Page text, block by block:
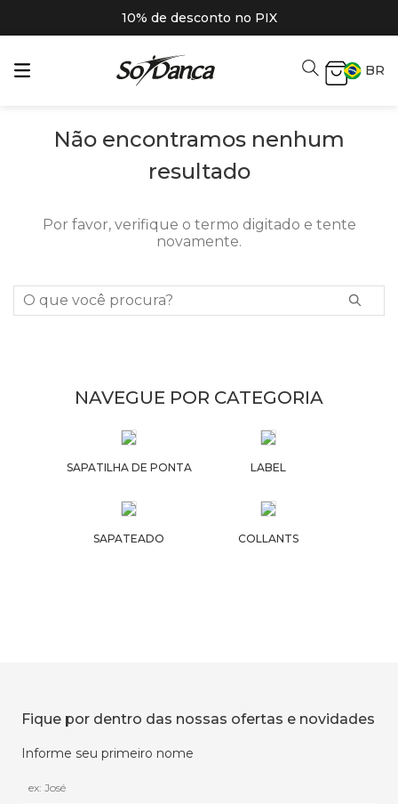
10% de desconto no PIX
BR
Não encontramos nenhum
resultado
Por favor, verifique o termo digitado e tente
novamente.
O que você procura?
NAVEGUE POR CATEGORIA
SAPATILHA DE PONTA LABEL
SAPATEADO COLLANTS
Fique por dentro das nossas ofertas e novidades
Informe seu primeiro nome